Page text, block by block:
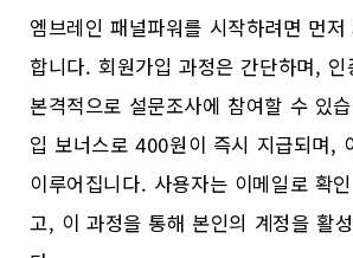
엠브레인 패널파워를 시작하려면 먼
합니다. 회원가입 과정은 간단하며, 인
본격적으로 설문조사에 참여할 수 있
입 보너스로 400원이 즉시 지급되며,
이루어집니다. 사용자는 이메일로 확
고, 이 과정을 통해 본인의 계정을 활